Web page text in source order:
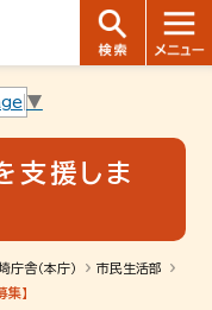
▼
支援しま
庁舎（本庁）
市民生活部
】